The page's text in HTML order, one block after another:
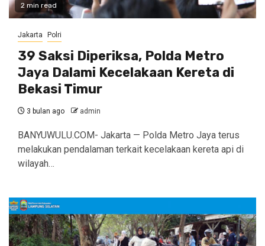
2 min read
Jakarta Polri
39 Saksi Diperiksa, Polda Metro
Jaya Dalami Kecelakaan Kereta di
Bekasi Timur
3 bulan ago admin
BANYUWULU.COM- Jakarta — Polda Metro Jaya terus
melakukan pendalaman terkait kecelakaan kereta api di
wilayah…